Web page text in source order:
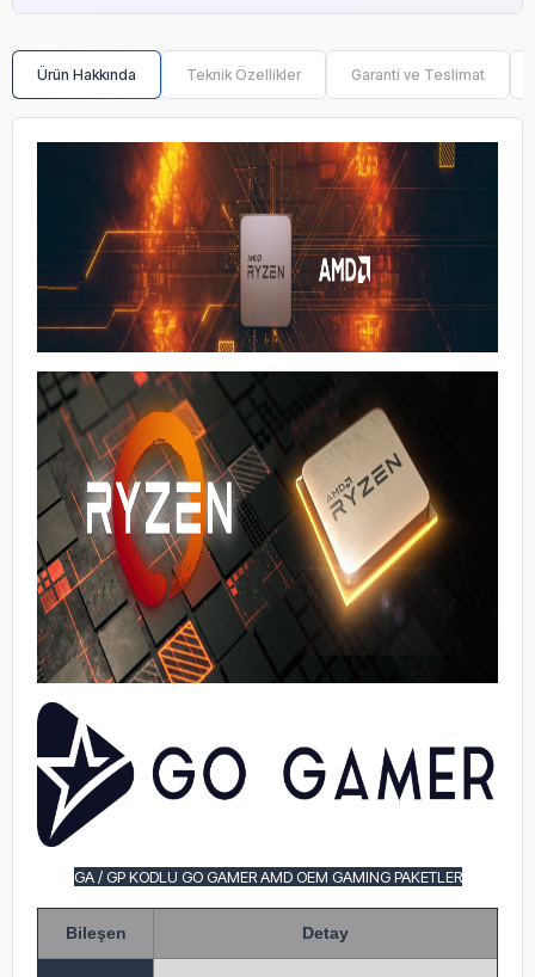
Ürün Hakkında Teknik Özellikler Garanti ve Teslimat
GA / GP KODLU GO GAMER AMD OEM GAMING PAKETLER
Bileşen Detay